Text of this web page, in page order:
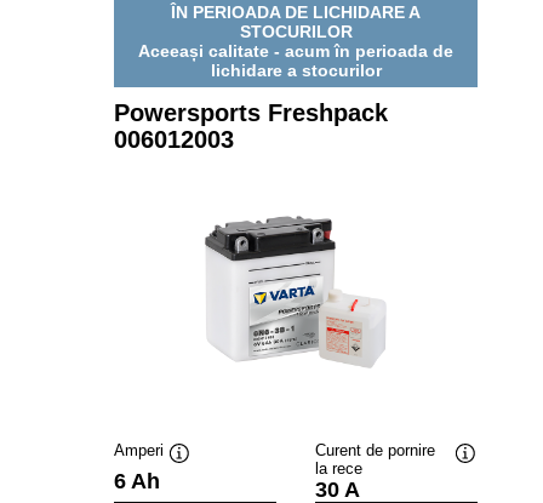
ÎN PERIOADA DE LICHIDARE A
STOCURILOR
Aceeași calitate - acum în perioada de
lichidare a stocurilor
Powersports Freshpack
006012003
Amperi
6 Ah
Curent de pornire
la rece
30 A